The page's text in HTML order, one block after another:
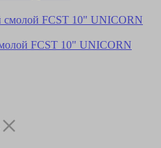
FCST 10" UNICORN